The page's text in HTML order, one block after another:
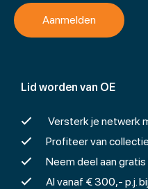
Lid worden van OE
Versterk je netwerk
Profiteer van
Neem deel aan
Al vanaf € 300,- p.j.